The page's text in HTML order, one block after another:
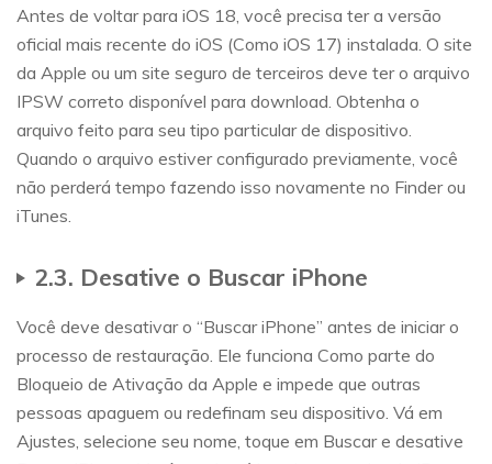
Antes de voltar para iOS 18, você precisa ter a versão
oficial mais recente do iOS (Como iOS 17) instalada. O site
da Apple ou um site seguro de terceiros deve ter o arquivo
IPSW correto disponível para download. Obtenha o
arquivo feito para seu tipo particular de dispositivo.
Quando o arquivo estiver configurado previamente, você
não perderá tempo fazendo isso novamente no Finder ou
iTunes.
2.3. Desative o Buscar iPhone
Você deve desativar o “Buscar iPhone” antes de iniciar o
processo de restauração. Ele funciona Como parte do
Bloqueio de Ativação da Apple e impede que outras
pessoas apaguem ou redefinam seu dispositivo. Vá em
Ajustes, selecione seu nome, toque em Buscar e desative